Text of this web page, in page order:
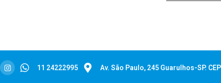
11 24222995 Av. São Paulo, 245 Guarulhos-SP.